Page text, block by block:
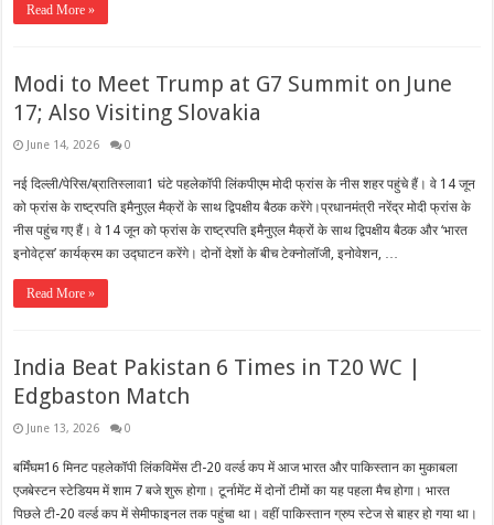
Read More »
Modi to Meet Trump at G7 Summit on June
17; Also Visiting Slovakia
June 14, 2026 0
नई दिल्ली/पेरिस/ब्रातिस्लावा1 घंटे पहलेकॉपी लिंकपीएम मोदी फ्रांस के नीस शहर पहुंचे हैं। वे 14 जून
को फ्रांस के राष्ट्रपति इमैनुएल मैक्रों के साथ द्विपक्षीय बैठक करेंगे।प्रधानमंत्री नरेंद्र मोदी फ्रांस के
नीस पहुंच गए हैं। वे 14 जून को फ्रांस के राष्ट्रपति इमैनुएल मैक्रों के साथ द्विपक्षीय बैठक और ‘भारत
इनोवेट्स’ कार्यक्रम का उद्घाटन करेंगे। दोनों देशों के बीच टेक्नोलॉजी, इनोवेशन, …
Read More »
India Beat Pakistan 6 Times in T20 WC |
Edgbaston Match
June 13, 2026 0
बर्मिंघम16 मिनट पहलेकॉपी लिंकविमेंस टी-20 वर्ल्ड कप में आज भारत और पाकिस्तान का मुकाबला
एजबेस्टन स्टेडियम में शाम 7 बजे शुरू होगा। टूर्नामेंट में दोनों टीमों का यह पहला मैच होगा। भारत
पिछले टी-20 वर्ल्ड कप में सेमीफाइनल तक पहुंचा था। वहीं पाकिस्तान ग्रुप स्टेज से बाहर हो गया था।